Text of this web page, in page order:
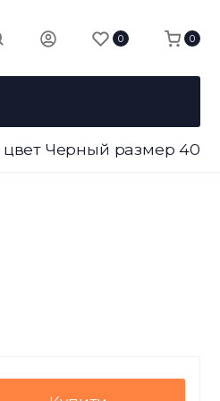
0 0
цвет Черный размер 40